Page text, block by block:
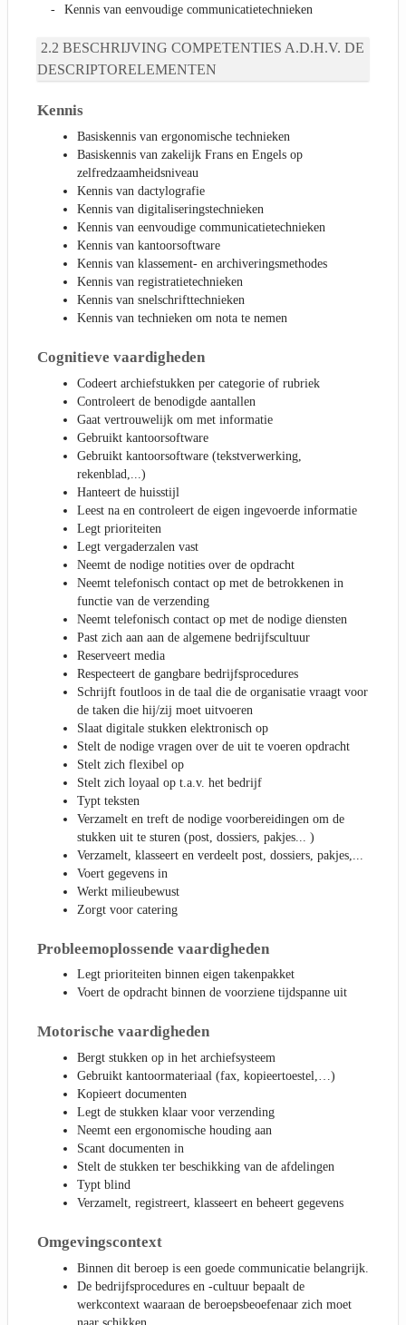
Kennis van eenvoudige communicatietechnieken
BESCHRIJVING COMPETENTIES A.D.H.V. DE
DESCRIPTORELEMENTEN
Kennis
Basiskennis van ergonomische technieken
Basiskennis van zakelijk Frans en Engels op
zelfredzaamheidsniveau
Kennis van dactylografie
Kennis van digitaliseringstechnieken
Kennis van eenvoudige communicatietechnieken
Kennis van kantoorsoftware
Kennis van klassement- en archiveringsmethodes
Kennis van registratietechnieken
Kennis van snelschrifttechnieken
Kennis van technieken om nota te nemen
Cognitieve vaardigheden
Codeert archiefstukken per categorie of rubriek
Controleert de benodigde aantallen
Gaat vertrouwelijk om met informatie
Gebruikt kantoorsoftware
Gebruikt kantoorsoftware (tekstverwerking,
rekenblad,...)
Hanteert de huisstijl
Leest na en controleert de eigen ingevoerde informatie
Legt prioriteiten
Legt vergaderzalen vast
Neemt de nodige notities over de opdracht
Neemt telefonisch contact op met de betrokkenen in
functie van de verzending
Neemt telefonisch contact op met de nodige diensten
Past zich aan aan de algemene bedrijfscultuur
Reserveert media
Respecteert de gangbare bedrijfsprocedures
Schrijft foutloos in de taal die de organisatie vraagt voor
de taken die hij/zij moet uitvoeren
Slaat digitale stukken elektronisch op
Stelt de nodige vragen over de uit te voeren opdracht
Stelt zich flexibel op
Stelt zich loyaal op t.a.v. het bedrijf
Typt teksten
Verzamelt en treft de nodige voorbereidingen om de
stukken uit te sturen (post, dossiers, pakjes... )
Verzamelt, klasseert en verdeelt post, dossiers, pakjes,...
Voert gegevens in
Werkt milieubewust
Zorgt voor catering
Probleemoplossende vaardigheden
Legt prioriteiten binnen eigen takenpakket
Voert de opdracht binnen de voorziene tijdspanne uit
Motorische vaardigheden
Bergt stukken op in het archiefsysteem
Gebruikt kantoormateriaal (fax, kopieertoestel,…)
Kopieert documenten
Legt de stukken klaar voor verzending
Neemt een ergonomische houding aan
Scant documenten in
Stelt de stukken ter beschikking van de afdelingen
Typt blind
Verzamelt, registreert, klasseert en beheert gegevens
Omgevingscontext
Binnen dit beroep is een goede communicatie belangrijk.
De bedrijfsprocedures en -cultuur bepaalt de
werkcontext waaraan de beroepsbeoefenaar zich moet